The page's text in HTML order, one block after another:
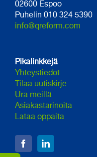
02600 Espoo
Puhelin 010 324 5390
info@qreform.com
Pikalinkkejä
Yhteystiedot
Tilaa uutiskirje
Ura meillä
Asiakastarinoita
Lataa oppaita